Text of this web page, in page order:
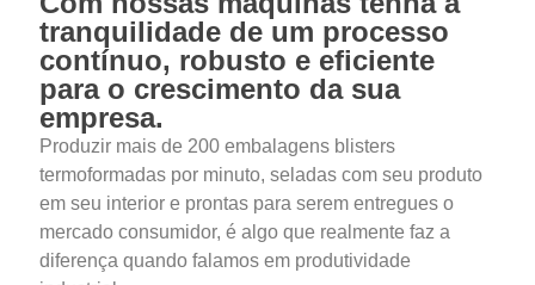
tranquilidade de um processo
contínuo, robusto e eficiente
para o crescimento da sua
empresa.
Produzir mais de 200 embalagens blisters
termoformadas por minuto, seladas com seu produto
em seu interior e prontas para serem entregues o
mercado consumidor, é algo que realmente faz a
diferença quando falamos em produtividade